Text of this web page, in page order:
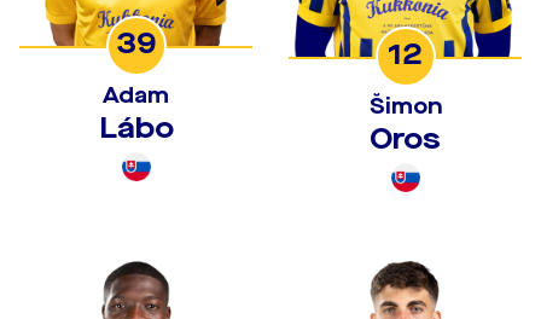
39
Adam
Lábo
12
Šimon
Oros